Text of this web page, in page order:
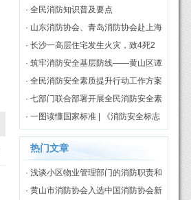
· 全民消防知识普及要点
· 山东消防协会、青岛消防协会赴上海
市消防协会开展调研交流
· 长沙一高层住宅发生火灾，致4死2
伤
· 筑牢消防安全基层防线——黄山区谭
家桥镇专职消防队正式揭牌启用
· 全民消防安全素质提升行动工作方案
（2026—2030年）
· 七部门联合部署开展全民消防安全素
质提升行动
· 一图读懂国家标准 | 《消防安全标志
第3部分：设置要求》
热门文章
· 浅谈小区物业管理部门的消防职责和
工作模式
· 黄山市消防协会入选中国消防协会新